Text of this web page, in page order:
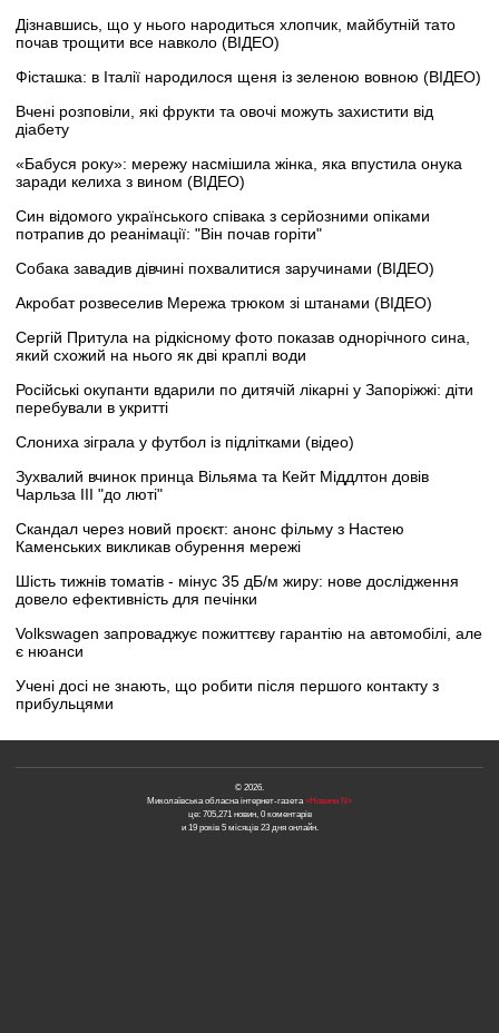
Дізнавшись, що у нього народиться хлопчик, майбутній тато
почав трощити все навколо (ВІДЕО)
Фісташка: в Італії народилося щеня із зеленою вовною (ВІДЕО)
Вчені розповіли, які фрукти та овочі можуть захистити від
діабету
«Бабуся року»: мережу насмішила жінка, яка впустила онука
заради келиха з вином (ВІДЕО)
Син відомого українського співака з серйозними опіками
потрапив до реанімації: "Він почав горіти"
Собака завадив дівчині похвалитися заручинами (ВІДЕО)
Акробат розвеселив Мережа трюком зі штанами (ВІДЕО)
Сергій Притула на рідкісному фото показав однорічного сина,
який схожий на нього як дві краплі води
Російські окупанти вдарили по дитячій лікарні у Запоріжжі: діти
перебували в укритті
Слониха зіграла у футбол із підлітками (відео)
Зухвалий вчинок принца Вільяма та Кейт Міддлтон довів
Чарльза III "до люті"
Скандал через новий проєкт: анонс фільму з Настею
Каменських викликав обурення мережі
Шість тижнів томатів - мінус 35 дБ/м жиру: нове дослідження
довело ефективність для печінки
Volkswagen запроваджує пожиттєву гарантію на автомобілі, але
є нюанси
Учені досі не знають, що робити після першого контакту з
прибульцями
© 2026.
Миколаївська обласна інтернет-газета «Новини N»
це: 705,271 новин, 0 коментарів
и 19 років 5 місяців 23 дня онлайн.